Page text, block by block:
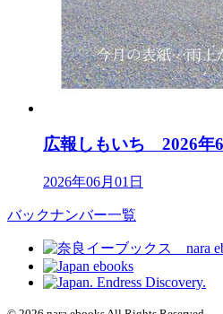
広報しもいち 2026年
2026年06月01日
バックナンバー一覧